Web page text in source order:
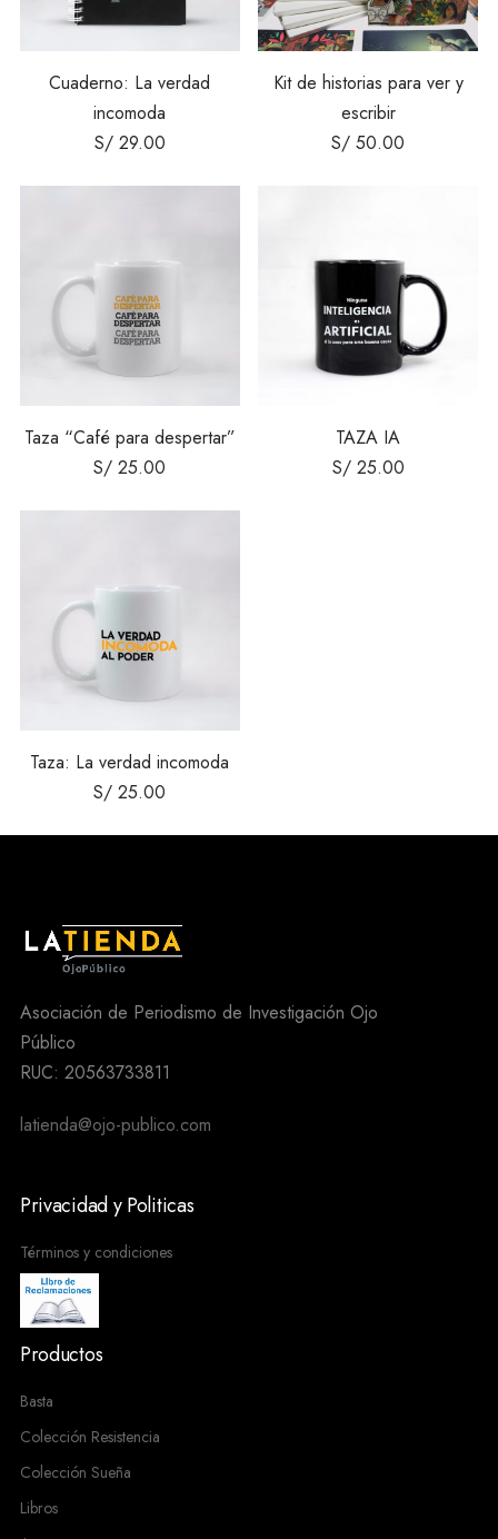
Cuaderno: La verdad
incomoda
S/29.00
Kit de historias para ver y
escribir
S/ 50.00
Taza “Café para despertar”
S/ 25.00
TAZA IA
S/25.00
Taza: La verdad incomoda
S/ 25.00
Asociación de Periodismo de Investigación Ojo
Público
RUC: 20563733811
latienda@ojo-publico.com
Privacidad y Politicas
Términos y condiciones
Productos
Basta
Colección Resistencia
Colección Sueña
Libros